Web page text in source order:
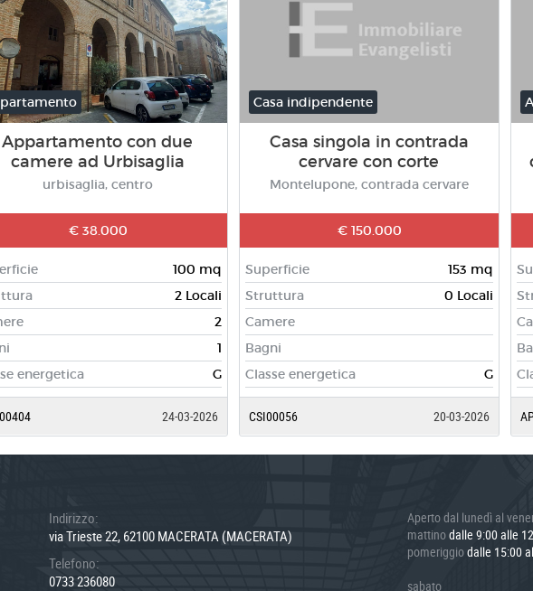
Appartamento con due
camere ad Urbisaglia
urbisaglia, centro
€ 38.000
100 mq
2 Locali
2
1
energetica
G
24-03-2026
Casa indipendente
Casa singola in contrada
cervare con corte
Montelupone, contrada cervare
€ 150.000
Superficie
153 mq
Struttura
0 Locali
Camere
Bagni
Classe energetica
G
CSI00056 20-03-2026
Indirizzo:
via Trieste 22, 62100 MACERATA (MACERATA)
Telefono:
0733 236080
Aperto dal lunedì al
mattinodalle 9:00 alle
pomeriggiodalle 15:00
sabato